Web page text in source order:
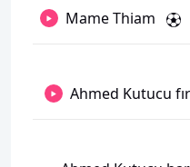
Mame Thiam
Ahmed Kutucu